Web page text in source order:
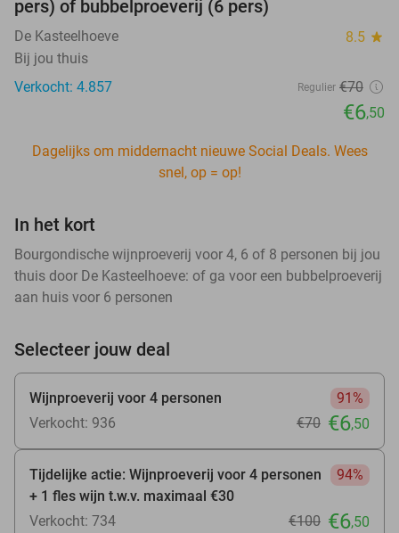
pers) of bubbelproeverij (6 pers)
De Kasteelhoeve 8.5 star
Bij jou thuis
Verkocht: 4.857
Regulier €70
€6,50
Dagelijks om middernacht nieuwe Social Deals. Wees
snel, op = op!
In het kort
Bourgondische wijnproeverij voor 4, 6 of 8 personen bij jou
thuis door De Kasteelhoeve: of ga voor een bubbelproeverij
aan huis voor 6 personen
Selecteer jouw deal
Wijnproeverij voor 4 personen
91%
Verkocht: 936
€70 €6,50
Tijdelijke actie: Wijnproeverij voor 4 personen
+ 1 fles wijn t.w.v. maximaal €30
94%
Verkocht: 734 €100 €6,50